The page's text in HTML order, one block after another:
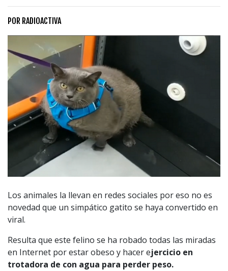
POR RADIOACTIVA
Los animales la llevan en redes sociales por eso no es
novedad que un simpático gatito se haya convertido en
viral.
Resulta que este felino se ha robado todas las miradas
en Internet por estar obeso y hacer ejercicio en
trotadora de con agua para perder peso.